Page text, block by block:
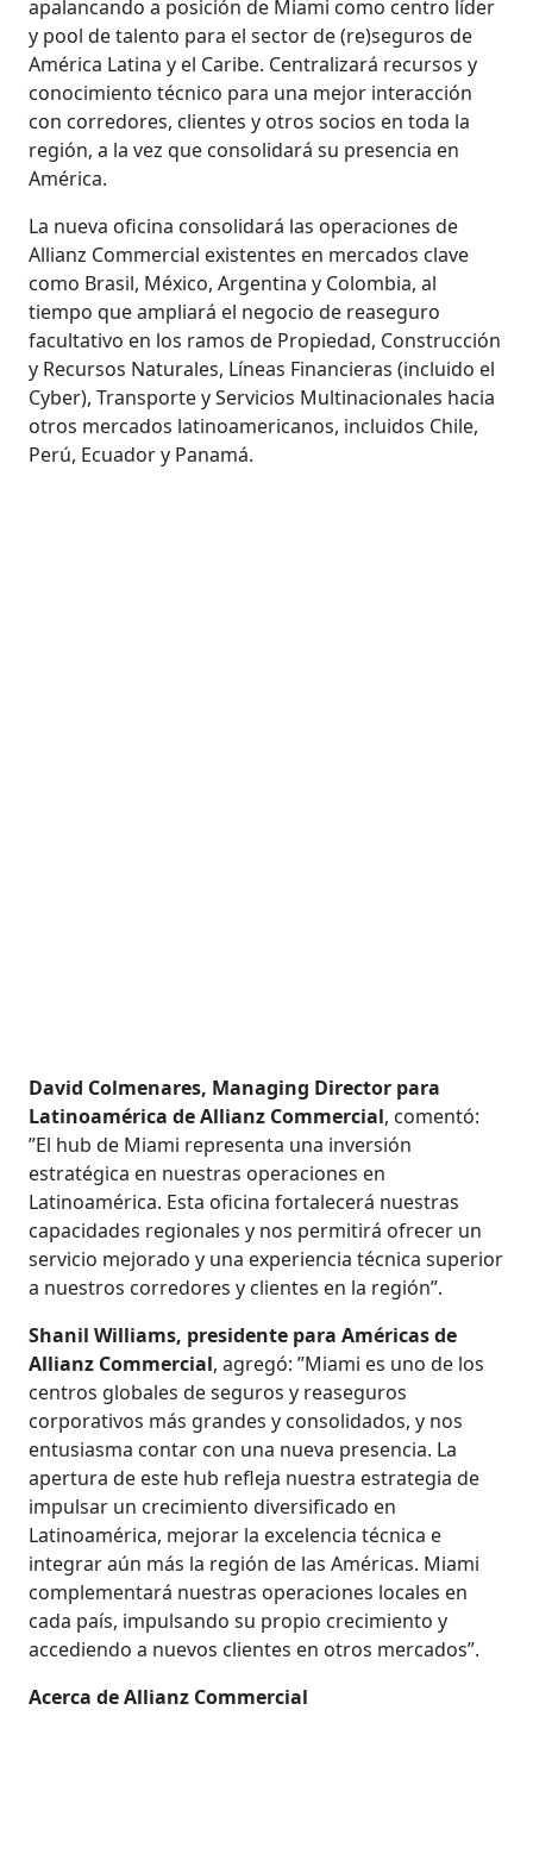
apalancando a posición de Miami como centro líder
y pool de talento para el sector de (re)seguros de
América Latina y el Caribe. Centralizará recursos y
conocimiento técnico para una mejor interacción
con corredores, clientes y otros socios en toda la
región, a la vez que consolidará su presencia en
América.
La nueva oficina consolidará las operaciones de
Allianz Commercial existentes en mercados clave
como Brasil, México, Argentina y Colombia, al
tiempo que ampliará el negocio de reaseguro
facultativo en los ramos de Propiedad, Construcción
y Recursos Naturales, Líneas Financieras (incluido el
Cyber), Transporte y Servicios Multinacionales hacia
otros mercados latinoamericanos, incluidos Chile,
Perú, Ecuador y Panamá.
David Colmenares, Managing Director para
Latinoamérica de Allianz Commercial, comentó:
”El hub de Miami representa una inversión
estratégica en nuestras operaciones en
Latinoamérica. Esta oficina fortalecerá nuestras
capacidades regionales y nos permitirá ofrecer un
servicio mejorado y una experiencia técnica superior
a nuestros corredores y clientes en la región”.
Shanil Williams, presidente para Américas de
Allianz Commercial, agregó: ”Miami es uno de los
centros globales de seguros y reaseguros
corporativos más grandes y consolidados, y nos
entusiasma contar con una nueva presencia. La
apertura de este hub refleja nuestra estrategia de
impulsar un crecimiento diversificado en
Latinoamérica, mejorar la excelencia técnica e
integrar aún más la región de las Américas. Miami
complementará nuestras operaciones locales en
cada país, impulsando su propio crecimiento y
accediendo a nuevos clientes en otros mercados”.
Acerca de Allianz Commercial